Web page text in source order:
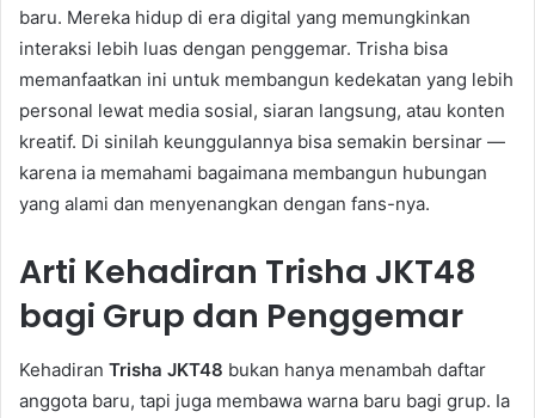
baru. Mereka hidup di era digital yang memungkinkan
interaksi lebih luas dengan penggemar. Trisha bisa
memanfaatkan ini untuk membangun kedekatan yang lebih
personal lewat media sosial, siaran langsung, atau konten
kreatif. Di sinilah keunggulannya bisa semakin bersinar —
karena ia memahami bagaimana membangun hubungan
yang alami dan menyenangkan dengan fans-nya.
Arti Kehadiran Trisha JKT48
bagi Grup dan Penggemar
Kehadiran Trisha JKT48 bukan hanya menambah daftar
anggota baru, tapi juga membawa warna baru bagi grup. Ia